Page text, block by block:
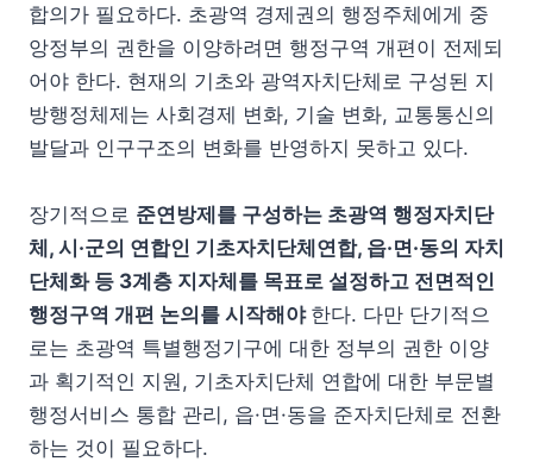
합의가 필요하다. 초광역 경제권의 행정주체에게 중
앙정부의 권한을 이양하려면 행정구역 개편이 전제되
어야 한다. 현재의 기초와 광역자치단체로 구성된 지
방행정체제는 사회경제 변화, 기술 변화, 교통통신의
발달과 인구구조의 변화를 반영하지 못하고 있다.
장기적으로 준연방제를 구성하는 초광역 행정자치단
체, 시·군의 연합인 기초자치단체연합, 읍·면·동의 자치
단체화 등 3계층 지자체를 목표로 설정하고 전면적인
행정구역 개편 논의를 시작해야 한다. 다만 단기적으
로는 초광역 특별행정기구에 대한 정부의 권한 이양
과 획기적인 지원, 기초자치단체 연합에 대한 부문별
행정서비스 통합 관리, 읍·면·동을 준자치단체로 전환
하는 것이 필요하다.